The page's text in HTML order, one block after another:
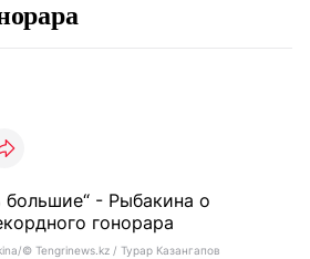
©️ Tengrinews.kz / Турар Казангапов